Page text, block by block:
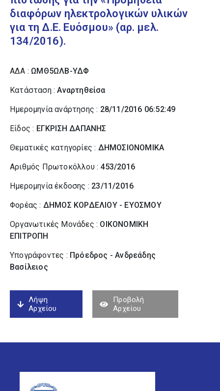
διαφόρων ηλεκτρολογικών υλικών
για τη Δ.Ε. Ευόσμου» (αρ. μελ.
134/2016).
ΑΔΑ : ΩΜΘ5ΩΛΒ-ΥΔΦ
Κατάσταση :Αναρτηθείσα
Ημερομηνία ανάρτησης : 28/11/2016 06:52:49
Είδος : ΕΓΚΡΙΣΗ ΔΑΠΑΝΗΣ
Θεματικές κατηγορίες : ΔΗΜΟΣΙΟΝΟΜΙΚΑ
Αριθμός Πρωτοκόλλου : 453/2016
Ημερομηνία έκδοσης : 23/11/2016
Φορέας : ΔΗΜΟΣ ΚΟΡΔΕΛΙΟΥ - ΕΥΟΣΜΟΥ
Οργανωτικές Μονάδες : ΟΙΚΟΝΟΜΙΚΗ
ΕΠΙΤΡΟΠΗ
Υπογράφοντες : Πρόεδρος - Ανδρεάδης
Βασίλειος
Λήψη
Αρχείου
Προβολή
Αρχείου